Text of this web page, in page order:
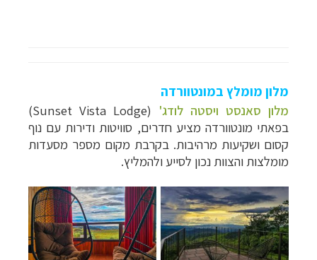
מלון מומלץ במונטוורדה
מלון סאנסט ויסטה לודג'
(Sunset Vista Lodge)
בפאתי מונטוורדה מציע חדרים, סוויטות ודירות עם נוף
קסום ושקיעות מרהיבות. בקרבת מקום מספר מסעדות
מומלצות והצוות נכון לסייע ולהמליץ.